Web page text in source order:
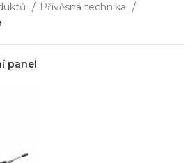
Přívěsná technika
panel